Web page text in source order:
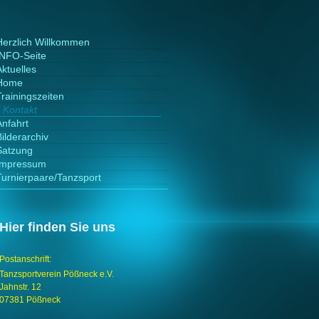
Willkommen
Seite
Kontakt
Tanzsport
finden Sie uns
Pößneck e.V.
12
Pößneck